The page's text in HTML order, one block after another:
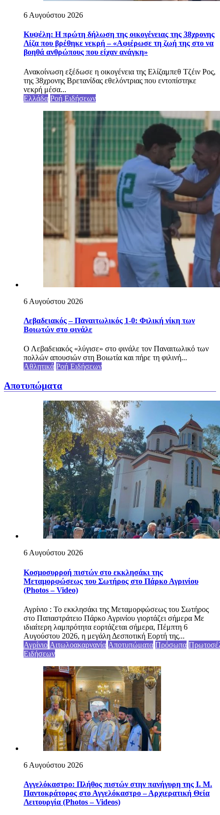
6 Αυγούστου 2026
Κυψέλη: Η πρώτη δήλωση της οικογένειας της 38χρονης
Λίζα που βρέθηκε νεκρή – «Αφιέρωσε τη ζωή της στο να
βοηθά ανθρώπους που είχαν ανάγκη»
Ανακοίνωση εξέδωσε η οικογένεια της Ελίζαμπεθ Τζέιν Ρος,
της 38χρονης Βρετανίδας εθελόντριας που εντοπίστηκε
νεκρή μέσα...
Ελλάδα Ροή Ειδήσεων
6 Αυγούστου 2026
Λεβαδειακός – Παναιτωλικός 1-0: Φιλική νίκη των
Βοιωτών στο φινάλε
Ο Λεβαδειακός «λύγισε» στο φινάλε τον Παναιτωλικό των
πολλών απουσιών στη Βοιωτία και πήρε τη φιλινή...
Αθλητικά Ροή Ειδήσεων
Αποτυπώματα
6 Αυγούστου 2026
Κοσμοσυρροή πιστών στο εκκλησάκι της
Μεταμορφώσεως του Σωτήρος στο Πάρκο Αγρινίου
(Photos – Video)
Αγρίνιο : Το εκκλησάκι της Μεταμορφώσεως του Σωτήρος
στο Παπαστράτειο Πάρκο Αγρινίου γιορτάζει σήμερα Με
ιδιαίτερη λαμπρότητα εορτάζεται σήμερα, Πέμπτη 6
Αυγούστου 2026, η μεγάλη Δεσποτική Εορτή της...
Αγρίνιο Αιτωλοακαρνανία Αποτυπώματα Πρόσωπα
Ειδήσεων
6 Αυγούστου 2026
Αγγελόκαστρο: Πλήθος πιστών στην πανήγυρη της Ι. Μ.
Παντοκράτορος στο Αγγελόκαστρο – Αρχιερατική Θεία
Λειτουργία (Photos – Videos)